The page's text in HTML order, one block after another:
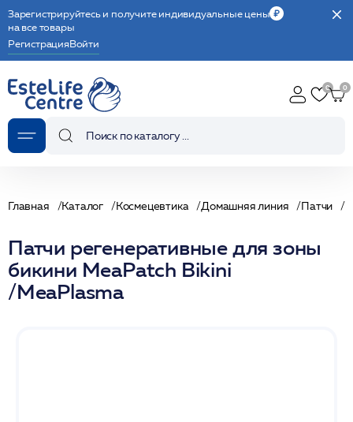
Зарегистрируйтесь и получите индивидуальные цены
на все товары
РегистрацияВойти
Главная Каталог Космецевтика Домашняя линия Патчи
Патчи регенеративные для зоны
бикини MeaPatch Bikini
/MeaPlasma